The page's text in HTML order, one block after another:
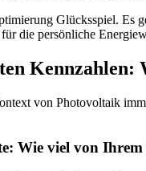
Glücksspiel. Es
die persönliche
Kennzahlen:
von Photovoltaik
Wie viel von Ihrem